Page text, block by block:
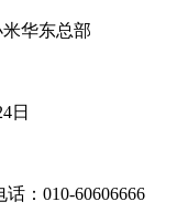
华东总部
日
：010-60606666